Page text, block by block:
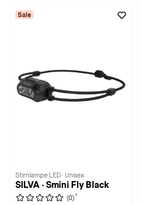
Sale
Stirnlampe LED · Unisex
SILVA · Smini Fly Black
(0) 1